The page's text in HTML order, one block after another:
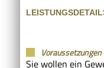
Voraussetzungen
Sie wollen ein